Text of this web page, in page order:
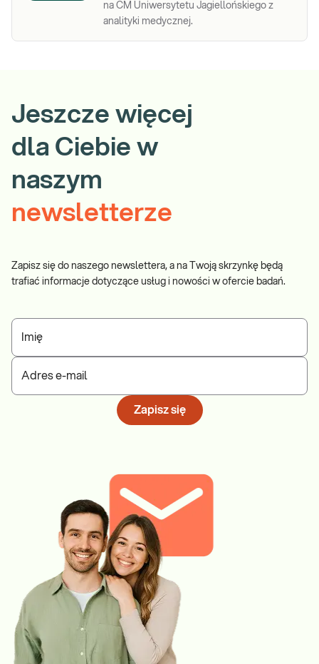
na CM Uniwersytetu Jagiellońskiego z
analityki medycznej.
Jeszcze więcej
dla Ciebie w
naszym
newsletterze
Zapisz się do naszego newslettera, a na Twoją skrzynkę będą
trafiać informacje dotyczące usług i nowości w ofercie badań.
Imię
Adres e-mail
Zapisz się